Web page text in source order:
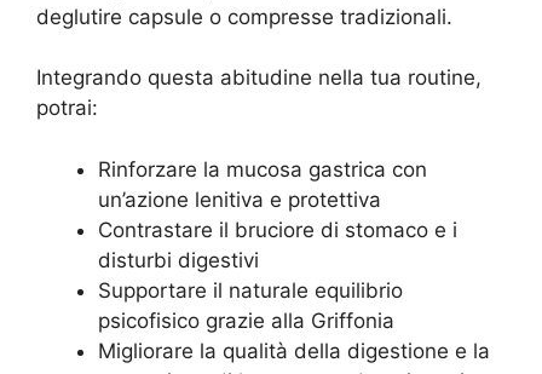
deglutire capsule o compresse tradizionali.
Integrando questa abitudine nella tua routine,
potrai:
Rinforzare la mucosa gastrica con
un’azione lenitiva e protettiva
Contrastare il bruciore di stomaco e i
disturbi digestivi
Supportare il naturale equilibrio
psicofisico grazie alla Griffonia
Migliorare la qualità della digestione e la